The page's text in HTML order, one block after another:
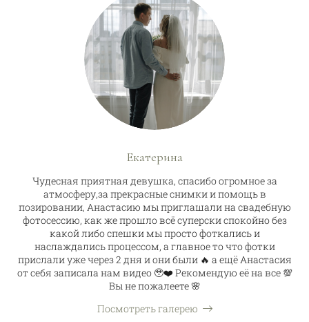
Екатерина
Чудесная приятная девушка, спасибо огромное за
атмосферу,за прекрасные снимки и помощь в
позировании, Анастасию мы приглашали на свадебную
фотосессию, как же прошло всё суперски спокойно без
какой либо спешки мы просто фоткались и
наслаждались процессом, а главное то что фотки
прислали уже через 2 дня и они были 🔥 а ещё Анастасия
от себя записала нам видео 🥹❤️ Рекомендую её на все 💯
Вы не пожалеете 🌸
Посмотреть галерею